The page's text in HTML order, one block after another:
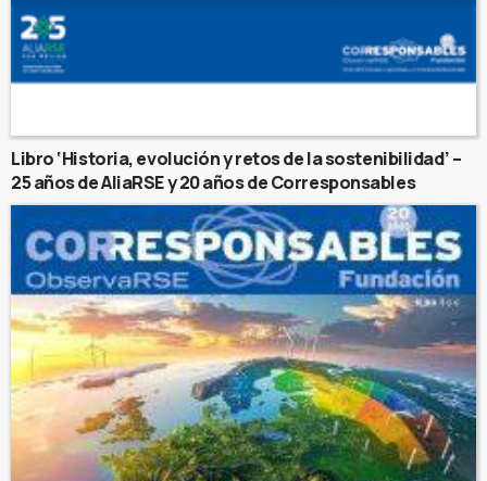
Libro ‘Historia, evolución y retos de la sostenibilidad’ –
25 años de AliaRSE y 20 años de Corresponsables